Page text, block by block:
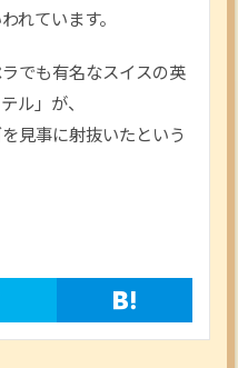
れています。
でも有名なスイスの英
ル」が、
見事に射抜いたという